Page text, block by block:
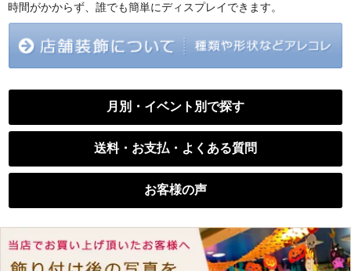
時間がかからず、誰でも簡単にディスプレイできます。
月別・イベント別で探す
送料・お支払・よくある質問
お客様の声